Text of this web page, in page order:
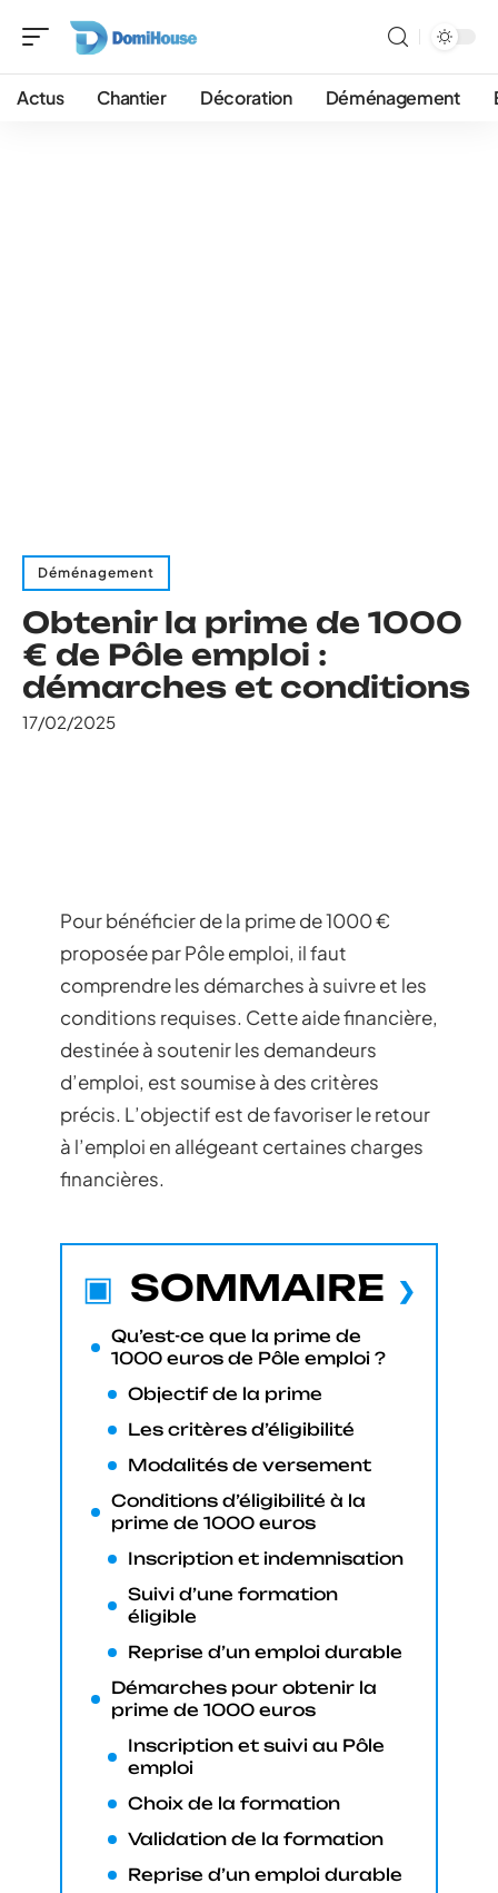
Actus Chantier Décoration Déménagement
Déménagement
Obtenir la prime de 1000
€ de Pôle emploi :
démarches et conditions
17/02/2025
Pour bénéficier de la prime de 1000 €
proposée par Pôle emploi, il faut
comprendre les démarches à suivre et les
conditions requises. Cette aide financière,
destinée à soutenir les demandeurs
d’emploi, est soumise à des critères
précis. L’objectif est de favoriser le retour
à l’emploi en allégeant certaines charges
financières.
SOMMAIRE
Qu’est-ce que la prime de
1000 euros de Pôle emploi ?
Objectif de la prime
Les critères d’éligibilité
Modalités de versement
Conditions d’éligibilité à la
prime de 1000 euros
Inscription et indemnisation
Suivi d’une formation
éligible
Reprise d’un emploi durable
Démarches pour obtenir la
prime de 1000 euros
Inscription et suivi au Pôle
emploi
Choix de la formation
Validation de la formation
Reprise d’un emploi durable